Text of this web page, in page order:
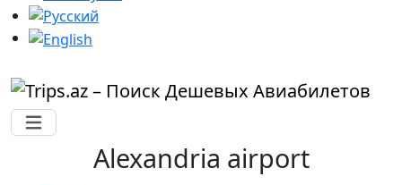
Alexandria airport